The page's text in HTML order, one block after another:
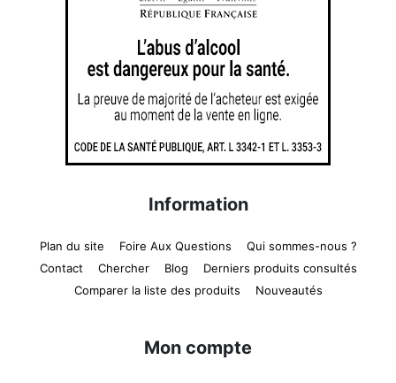
Information
Plan du site Foire Aux Questions
Qui sommes-nous ?
Contact
Chercher Blog
Derniers produits consultés
Comparer la liste des produits
Nouveautés
Mon compte